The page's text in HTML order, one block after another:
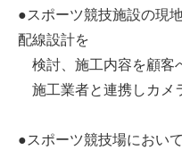
●スポーツ競技施設の現
配線設計を
検討、施工内容を顧客
施工業者と連携しカメ
●スポーツ競技場におい